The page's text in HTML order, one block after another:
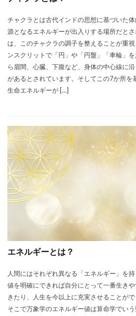
チャクラとは古代インドの思想に基づいた
源となるエネルギーが出入りする場所だと
は、このチャクラの調子を整えることが重
ンスクリットで「円」や「円盤」「車輪」
ら眉間、心臓、下腹など、身体の中心線に
があるとされています。そしてこの7か所を
生命エネルギーが […]
エネルギーとは？
人間にはそれぞれ異なる「エネルギー」を
値を明確にできれば自分にとって一番生き
きたり、人生を今以上に充実させることがで
そこで万象学のエネルギー値は算命学でい